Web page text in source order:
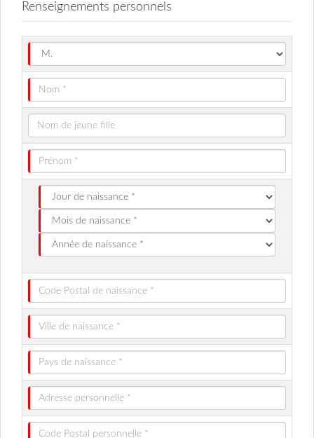
Renseignements personnels